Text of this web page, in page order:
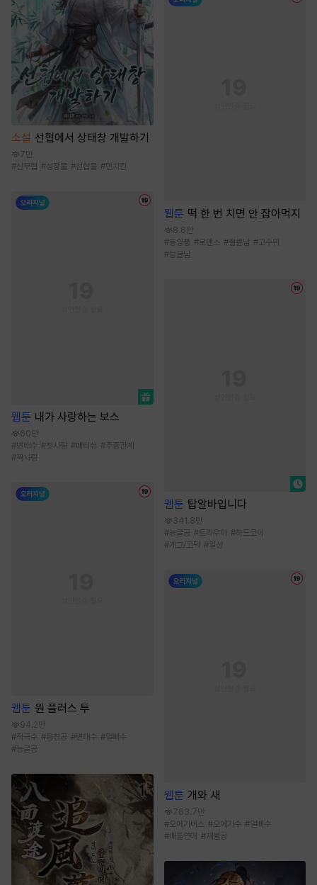
소설 선협에서 상태창 개발하기
7만
#신무협 #성장물 #선협물 #먼치킨
웹툰 내가 사랑하는 보스
60만
#변태수 #첫사랑 #페티쉬 #주종관계
#짝사랑
웹툰 원 플러스 투
94.2만
#적극수 #음침공 #변태수 #얼빠수
#능글공
웹툰 떡 한 번 치면 안 잡아먹지
8.6만
#동양풍 #로맨스 #절륜남 #고수위
#능글남
웹툰 탑알바입니다
341.8만
#능글공 #트라우마 #하드코어
#개그/코믹 #일상
웹툰 개와 새
763.7만
#오메가버스 #오메가수 #얼빠수
#배틀연애 #재벌공